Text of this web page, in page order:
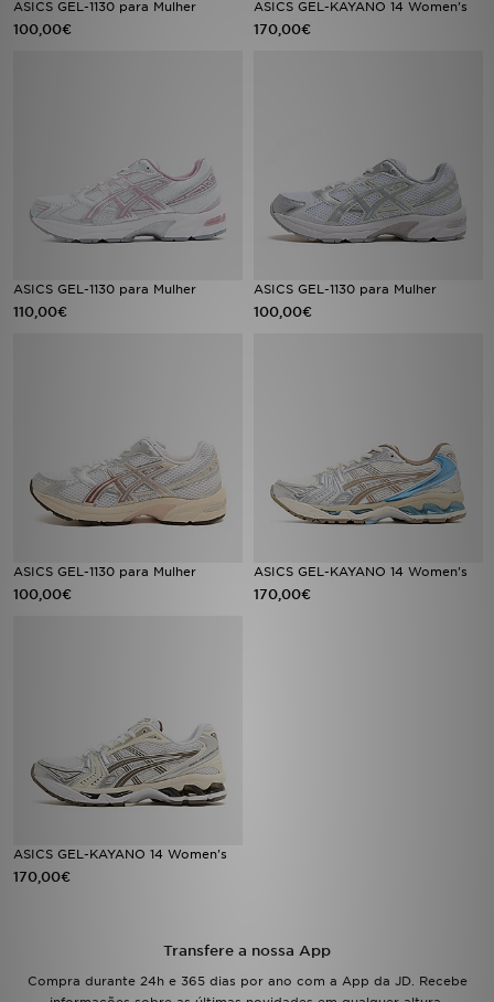
ASICS GEL-1130 para Mulher
100,00€
ASICS GEL-KAYANO 14 Women's
170,00€
ASICS GEL-1130 para Mulher
110,00€
ASICS GEL-1130 para Mulher
100,00€
ASICS GEL-1130 para Mulher
100,00€
ASICS GEL-KAYANO 14 Women's
170,00€
ASICS GEL-KAYANO 14 Women's
170,00€
Transfere a nossa App
Compra durante 24h e 365 dias por ano com a App da JD. Recebe
BLOG
ESTADO DO TEU PEDIDO
TRABALHA CONNOSCO
FAQs